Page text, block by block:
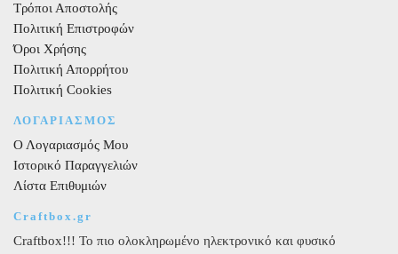
Τρόποι Αποστολής
Πολιτική Επιστροφών
Όροι Χρήσης
Πολιτική Απορρήτου
Πολιτική Cookies
ΛΟΓΑΡΙΑΣΜΟΣ
Ο Λογαριασμός Μου
Ιστορικό Παραγγελιών
Λίστα Επιθυμιών
Craftbox.gr
Craftbox!!! Το πιο ολοκληρωμένο ηλεκτρονικό και φυσικό